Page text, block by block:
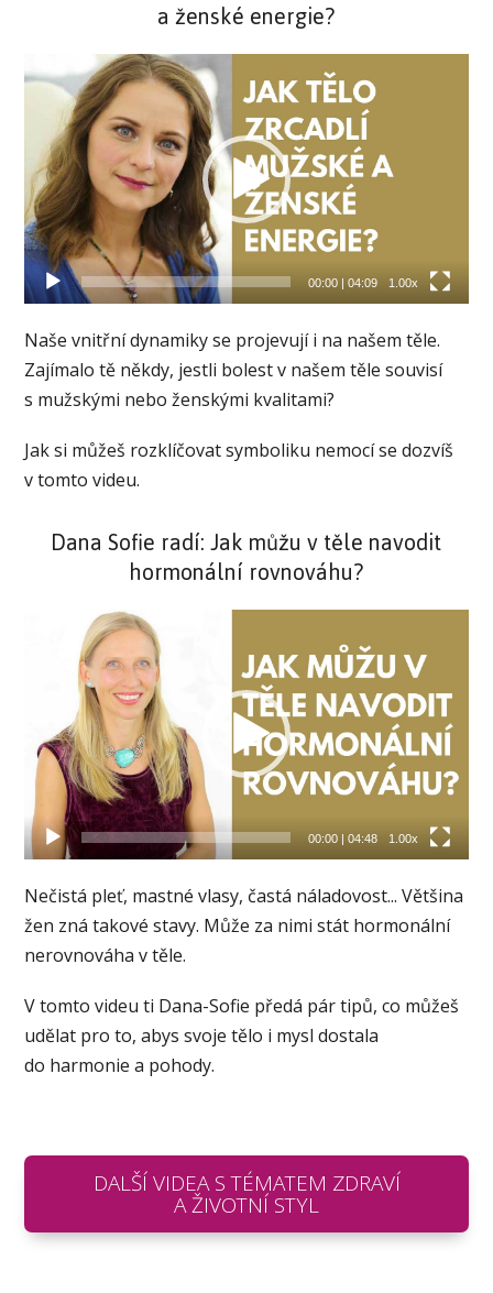
a ženské energie?
přehrávač
00:00| 04:09 1.00x
Naše vnitřní dynamiky se projevují i na našem těle.
Zajímalo tě někdy, jestli bolest v našem těle souvisí
s mužskými nebo ženskými kvalitami?
Jak si můžeš rozklíčovat symboliku nemocí se dozvíš
v tomto videu.
Dana Sofie radí: Jak můžu v těle navodit
hormonální rovnováhu?
přehrávač
00:00| 04:48 1.00x
Nečistá pleť, mastné vlasy, častá náladovost... Většina
žen zná takové stavy. Může za nimi stát hormonální
nerovnováha v těle.
V tomto videu ti Dana-Sofie předá pár tipů, co můžeš
udělat pro to, abys svoje tělo i mysl dostala
do harmonie a pohody.
DALŠÍ VIDEA S TÉMATEM ZDRAVÍ
A ŽIVOTNÍ STYL